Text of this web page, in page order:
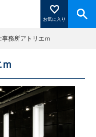
お気に入り
」を押すと登録した
事務所アトリエｍ